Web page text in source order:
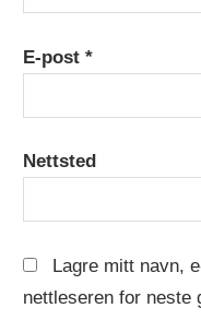
E-post*
Nettsted
Lagre mitt navn,
nettleseren for neste